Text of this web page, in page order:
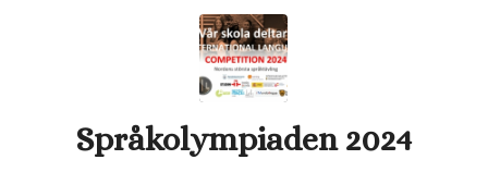
Språkolympiaden 2024